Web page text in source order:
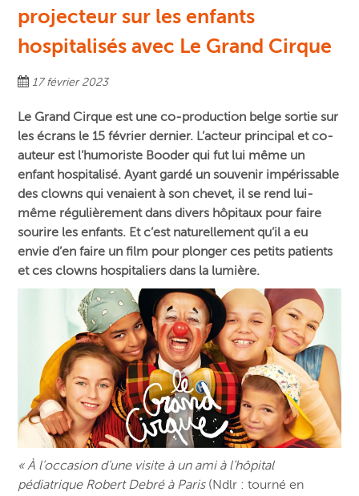
projecteur sur les enfants
hospitalisés avec Le Grand Cirque
17 février 2023
Le Grand Cirque est une co-production belge sortie sur
les écrans le 15 février dernier. L’acteur principal et co-
auteur est l’humoriste Booder qui fut lui même un
enfant hospitalisé. Ayant gardé un souvenir impérissable
des clowns qui venaient à son chevet, il se rend lui-
même régulièrement dans divers hôpitaux pour faire
sourire les enfants. Et c’est naturellement qu’il a eu
envie d’en faire un film pour plonger ces petits patients
et ces clowns hospitaliers dans la lumière.
« À l’occasion d’une visite à un ami à l’hôpital
pédiatrique Robert Debré à Paris(Ndlr : tourné en